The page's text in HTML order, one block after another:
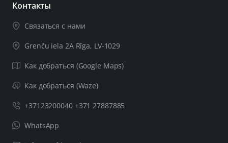
Контакты
Связаться с нами
Grenču iela 2A Rīga, LV-1029
Как добраться (Google Maps)
Как добраться (Waze)
+37123200040 +371 27887885
WhatsApp